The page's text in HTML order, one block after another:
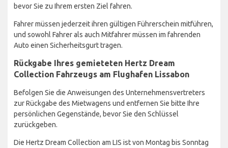
bevor Sie zu Ihrem ersten Ziel fahren.
Fahrer müssen jederzeit ihren gültigen Führerschein mitführen,
und sowohl Fahrer als auch Mitfahrer müssen im fahrenden
Auto einen Sicherheitsgurt tragen.
Rückgabe Ihres gemieteten Hertz Dream
Collection Fahrzeugs am Flughafen Lissabon
Befolgen Sie die Anweisungen des Unternehmensvertreters
zur Rückgabe des Mietwagens und entfernen Sie bitte Ihre
persönlichen Gegenstände, bevor Sie den Schlüssel
zurückgeben.
Die Hertz Dream Collection am LIS ist von Montag bis Sonntag